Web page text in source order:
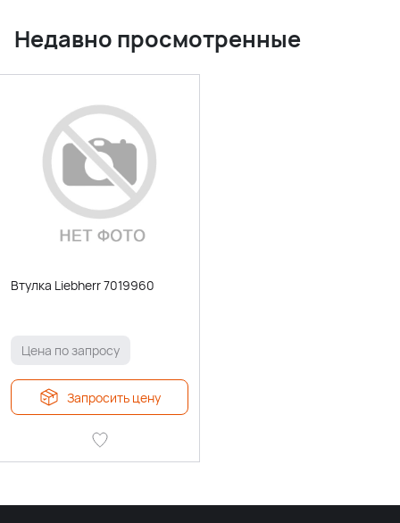
Недавно просмотренные
Втулка Liebherr 7019960
Цена по запросу
Запросить цену